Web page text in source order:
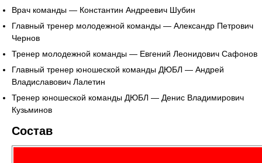
Врач команды — Константин Андреевич Шубин
Главный тренер молодежной команды — Александр Петрович
Чернов
Тренер молодежной команды — Евгений Леонидович Сафонов
Главный тренер юношеской команды ДЮБЛ — Андрей
Владиславович Лалетин
Тренер юношеской команды ДЮБЛ — Денис Владимирович
Кузьминов
Состав